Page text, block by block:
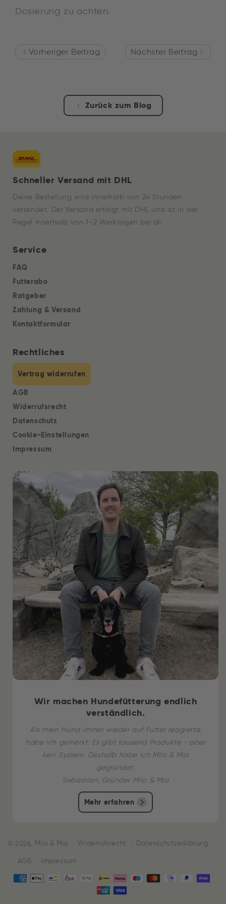
Dosierung zu achten.
Vorheriger Beitrag Nächster Beitrag
Zurück zum Blog
Schneller Versand mit DHL
Deine Bestellung wird innerhalb von 24 Stunden
versendet. Der Versand erfolgt mit DHL und ist in der
Regel innerhalb von 1–2 Werktagen bei dir.
Service
FAQ
Futterabo
Ratgeber
Zahlung & Versand
Kontaktformular
Rechtliches
Vertrag widerrufen
AGB
Widerrufsrecht
Datenschutz
Cookie-Einstellungen
Impressum
Wir machen Hundefütterung endlich
verständlich.
Als mein Hund immer wieder auf Futter reagierte,
habe ich gemerkt: Es gibt tausend Produkte - aber
kein System. Deshalb habe ich Milo & Mia
gegründet.
Sebastian, Gründer Milo & Mia
Mehr erfahren
© 2026, Milo & Mia Widerrufsrecht Datenschutzerklärung
AGB Impressum
Zahlungsmethoden